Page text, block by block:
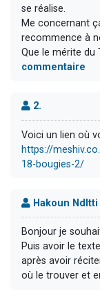
se réalise.
Me concernant
recommence à
Que le mérite du
commentaire
2.
Voici un lien où
https://
18-bougies-2/
Hakoun Ndltti
Bonjour je
Puis avoir le
après avoir
où le trouver et